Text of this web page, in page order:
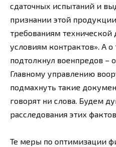
сдаточных испытаний и
признании этой
требованиям
условиям контрактов». А о
подтолкнул военпредов –
Главному управлению
подмахнуть такие
говорят ни слова. Будем
расследования этих
Те меры по оптимизации